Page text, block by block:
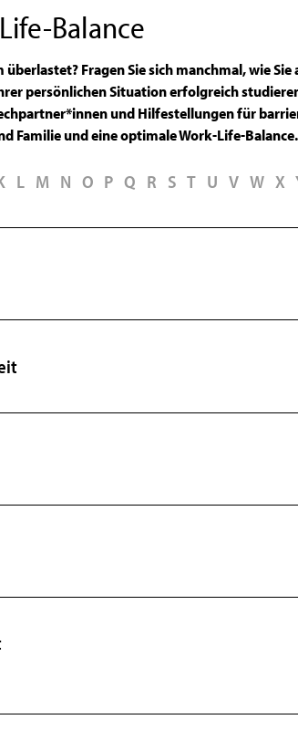
Balance
Fragen Sie sich manchmal, wie
persönlichen Situation erfolgreich
und Hilfestellungen für
Familie und eine optimale Work-Life-Balance.
L M N O P Q R S T U V W X